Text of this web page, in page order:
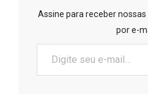
Assine para receber
por e-
seu
e-